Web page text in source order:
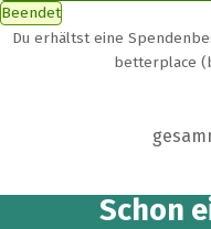
Beendet
Du erhältst eine
betterplace
Schon